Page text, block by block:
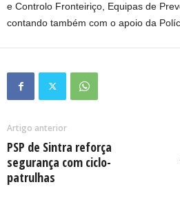
e Controlo Fronteiriço, Equipas de
contando também com o apoio da
Artigo anterior
PSP de Sintra reforça
segurança com ciclo-
patrulhas